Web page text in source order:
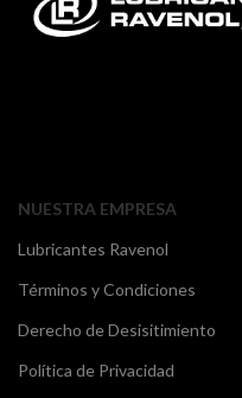
NUESTRA EMPRESA
Lubricantes Ravenol
Términos y Condiciones
Derecho de Desisitimiento
Política de Privacidad